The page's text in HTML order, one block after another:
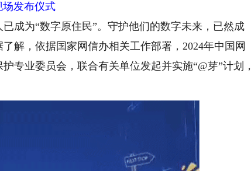
场发布仪式
为“数字原住民”。守护他们的数字未来，已然成
解，依据国家网信办相关工作部署，2024年中国网
专业委员会，联合有关单位发起并实施“@芽”计划，